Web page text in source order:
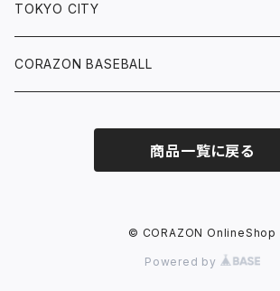
TOKYO CITY
CORAZON BASEBALL
商品一覧に戻る
© CORAZON OnlineShop
Powered by